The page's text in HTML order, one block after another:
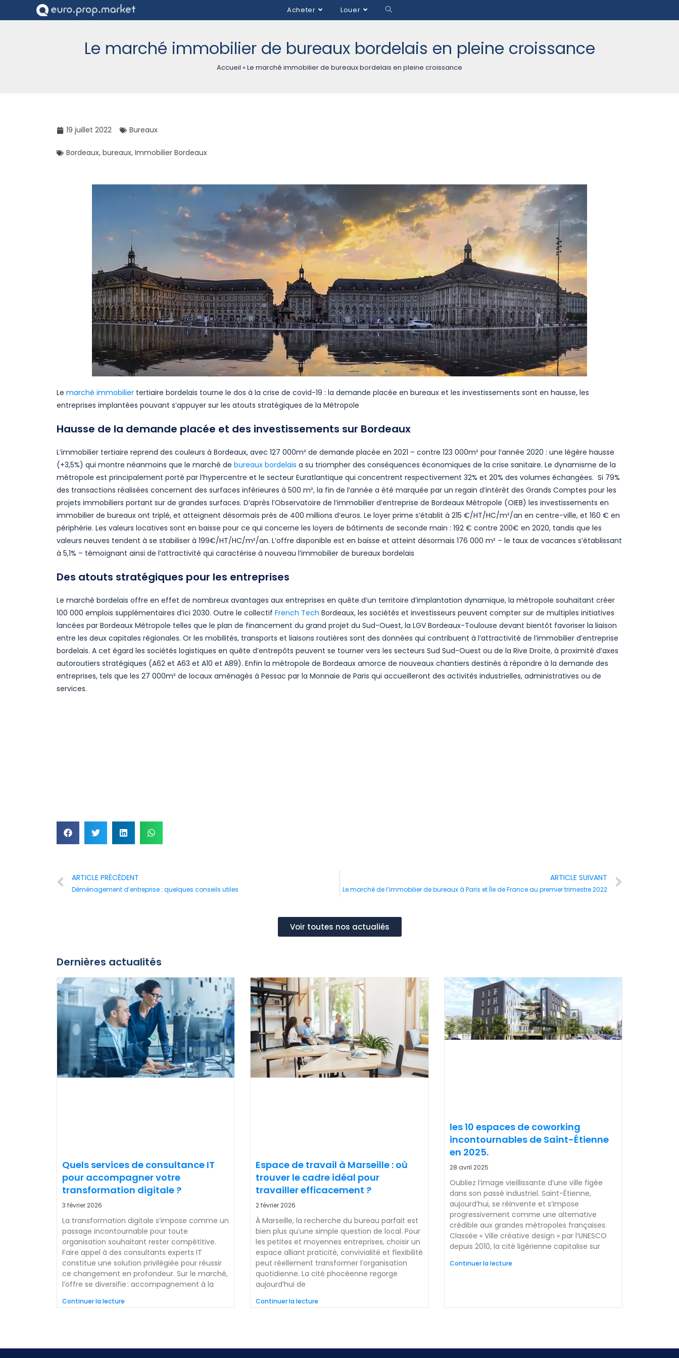
Acheter Louer
Le marché immobilier de bureaux bordelais en pleine croissance
Accueil »Le marché immobilier de bureaux bordelais en pleine croissance
19 juillet 2022 Bureaux
Bordeaux, bureaux, Immobilier Bordeaux
Le marché immobilier tertiaire bordelais tourne le dos à la crise de covid-19 : la demande placée en bureaux et les investissements sont en hausse, les
entreprises implantées pouvant s’appuyer sur les atouts stratégiques de la Métropole
Hausse de la demande placée et des investissements sur Bordeaux
L’immobilier tertiaire reprend des couleurs à Bordeaux, avec 127 000m² de demande placée en 2021 – contre 123 000m² pour l’année 2020 : une légère hausse
(+3,5%) qui montre néanmoins que le marché de bureaux bordelais a su triompher des conséquences économiques de la crise sanitaire. Le dynamisme de la
métropole est principalement porté par l’hypercentre et le secteur Euratlantique qui concentrent respectivement 32% et 20% des volumes échangées. Si 79%
des transactions réalisées concernent des surfaces inférieures à 500 m², la fin de l’année a été marquée par un regain d’intérêt des Grands Comptes pour les
projets immobiliers portant sur de grandes surfaces. D’après l’Observatoire de l’immobilier d’entreprise de Bordeaux Métropole (OIEB) les investissements en
immobilier de bureaux ont triplé, et atteignent désormais près de 400 millions d’euros. Le loyer prime s’établit à 215 €/HT/HC/m²/an en centre-ville, et 160 € en
périphérie. Les valeurs locatives sont en baisse pour ce qui concerne les loyers de bâtiments de seconde main : 192 € contre 200€ en 2020, tandis que les
valeurs neuves tendent à se stabiliser à 199€/HT/HC/m²/an. L’offre disponible est en baisse et atteint désormais 176 000 m² – le taux de vacances s’établissant
à 5,1% – témoignant ainsi de l’attractivité qui caractérise à nouveau l’immobilier de bureaux bordelais
Des atouts stratégiques pour les entreprises
Le marché bordelais offre en effet de nombreux avantages aux entreprises en quête d’un territoire d’implantation dynamique, la métropole souhaitant créer
100 000 emplois supplémentaires d’ici 2030. Outre le collectif French Tech Bordeaux, les sociétés et investisseurs peuvent compter sur de multiples initiatives
lancées par Bordeaux Métropole telles que le plan de financement du grand projet du Sud-Ouest, la LGV Bordeaux-Toulouse devant bientôt favoriser la liaison
entre les deux capitales régionales. Or les mobilités, transports et liaisons routières sont des données qui contribuent à l’attractivité de l’immobilier d’entreprise
bordelais. A cet égard les sociétés logistiques en quête d’entrepôts peuvent se tourner vers les secteurs Sud Sud-Ouest ou de la Rive Droite, à proximité d’axes
autoroutiers stratégiques (A62 et A63 et A10 et A89). Enfin la métropole de Bordeaux amorce de nouveaux chantiers destinés à répondre à la demande des
entreprises, tels que les 27 000m² de locaux aménagés à Pessac par la Monnaie de Paris qui accueilleront des activités industrielles, administratives ou de
services.
ARTICLE PRÉCÉDENT
Déménagement d’entreprise : quelques conseils utiles
ARTICLE SUIVANT
Le marché de l’immobilier de bureaux à Paris et Île de France au premier trimestre 2022
Voir toutes nos actualiés
Dernières actualités
Quels services de consultance IT
pour accompagner votre
transformation digitale ?
3 février 2026
La transformation digitale s’impose comme un
passage incontournable pour toute
organisation souhaitant rester compétitive.
Faire appel à des consultants experts IT
constitue une solution privilégiée pour réussir
ce changement en profondeur. Sur le marché,
l’offre se diversifie : accompagnement à la
Continuer la lecture
Espace de travail à Marseille : où
trouver le cadre idéal pour
travailler efficacement ?
2 février 2026
À Marseille, la recherche du bureau parfait est
bien plus qu’une simple question de local. Pour
les petites et moyennes entreprises, choisir un
espace alliant praticité, convivialité et flexibilité
peut réellement transformer l’organisation
quotidienne. La cité phocéenne regorge
aujourd’hui de
Continuer la lecture
les 10 espaces de coworking
incontournables de Saint-Étienne
en 2025.
28 avril 2025
Oubliez l’image vieillissante d’une ville figée
dans son passé industriel. Saint-Étienne,
aujourd’hui, se réinvente et s’impose
progressivement comme une alternative
crédible aux grandes métropoles françaises.
Classée « Ville créative design » par l’UNESCO
depuis 2010, la cité ligérienne capitalise sur
Continuer la lecture